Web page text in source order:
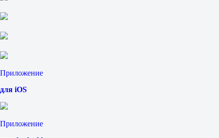
Приложение
для iOS
Приложение